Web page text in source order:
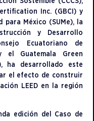
Inc. (GBCI) y
México (SUMe), la
y Desarrollo
Ecuatoriano de
el Guatemala Green
ha desarrollado este
el efecto de construir
LEED en la región
edición del Caso de